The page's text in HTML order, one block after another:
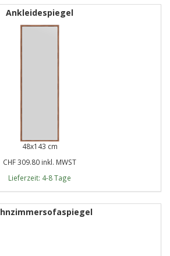
Ankleidespiegel
48x143 cm
CHF 309.80 inkl. MWST
Lieferzeit: 4-8 Tage